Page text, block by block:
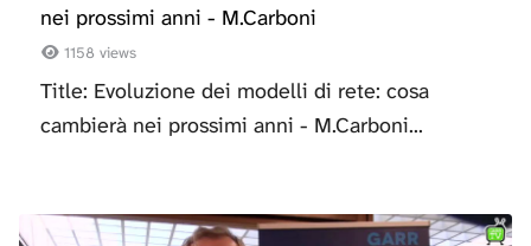
nei prossimi anni - M.Carboni
1158 views
Title: Evoluzione dei modelli di rete: cosa
cambierà nei prossimi anni - M.Carboni...